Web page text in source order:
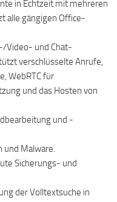
in Echtzeit mit mehreren
alle gängigen Office-
Video- und Chat-
verschlüsselte Anrufe,
WebRTC für
und das Hosten von
und -
und Malware.
Sicherungs- und
der Volltextsuche in